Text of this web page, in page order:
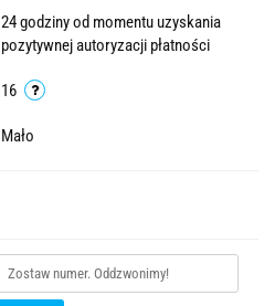
24 godziny od momentu uzyskania
pozytywnej autoryzacji płatności
16
Mało